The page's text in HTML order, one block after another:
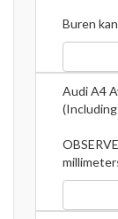
Buren
Audi A4